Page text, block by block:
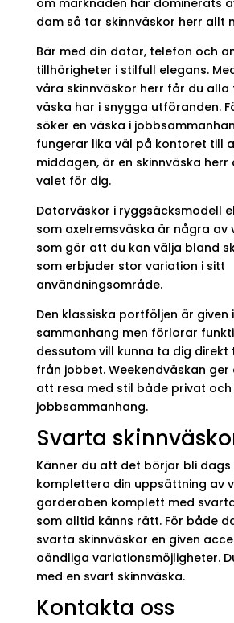
om marknaden har dominerats
dam så tar skinnväskor herr allt
Bär med din dator, telefon och
tillhörigheter i stilfull elegans.
våra skinnväskor herr får du alla
väska har i snygga utföranden.
söker en väska i
fungerar lika väl på kontoret till
middagen, är en skinnväska
valet för dig.
Datorväskor i ryggsäcksmodell
som axelremsväska är några av
som gör att du kan välja bland
som erbjuder stor variation i sitt
användningsområde.
Den klassiska portföljen är given
sammanhang men förlorar
dessutom vill kunna ta dig direkt
från jobbet. Weekendväskan ger
att resa med stil både privat och
jobbsammanhang.
Svarta
Känner du att det börjar bli
komplettera din uppsättning av
garderoben komplett med
som alltid känns rätt. För både
svarta skinnväskor en given
oändliga variationsmöjligheter.
med en svart skinnväska.
Kontakta oss